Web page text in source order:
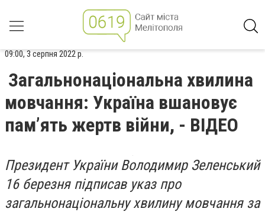
09:00, 3 серпня 2022 р.
Загальнонаціональна хвилина
мовчання: Україна вшановує
пам’ять жертв війни, - ВІДЕО
Президент України Володимир Зеленський
16 березня підписав указ про
загальнонаціональну хвилину мовчання за